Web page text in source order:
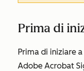
Prima di
Prima di iniziare
Adobe Acrobat